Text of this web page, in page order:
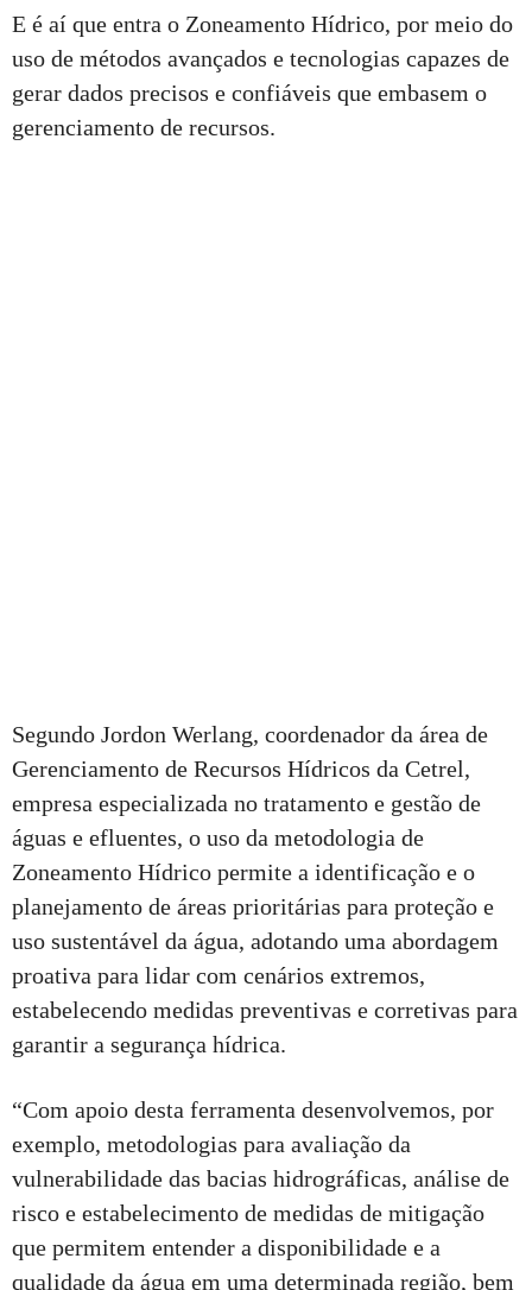
E é aí que entra o Zoneamento Hídrico, por meio do
uso de métodos avançados e tecnologias capazes de
gerar dados precisos e confiáveis que embasem o
gerenciamento de recursos.
Segundo Jordon Werlang, coordenador da área de
Gerenciamento de Recursos Hídricos da Cetrel,
empresa especializada no tratamento e gestão de
águas e efluentes, o uso da metodologia de
Zoneamento Hídrico permite a identificação e o
planejamento de áreas prioritárias para proteção e
uso sustentável da água, adotando uma abordagem
proativa para lidar com cenários extremos,
estabelecendo medidas preventivas e corretivas para
garantir a segurança hídrica.
“Com apoio desta ferramenta desenvolvemos, por
exemplo, metodologias para avaliação da
vulnerabilidade das bacias hidrográficas, análise de
risco e estabelecimento de medidas de mitigação
que permitem entender a disponibilidade e a
qualidade da água em uma determinada região, bem